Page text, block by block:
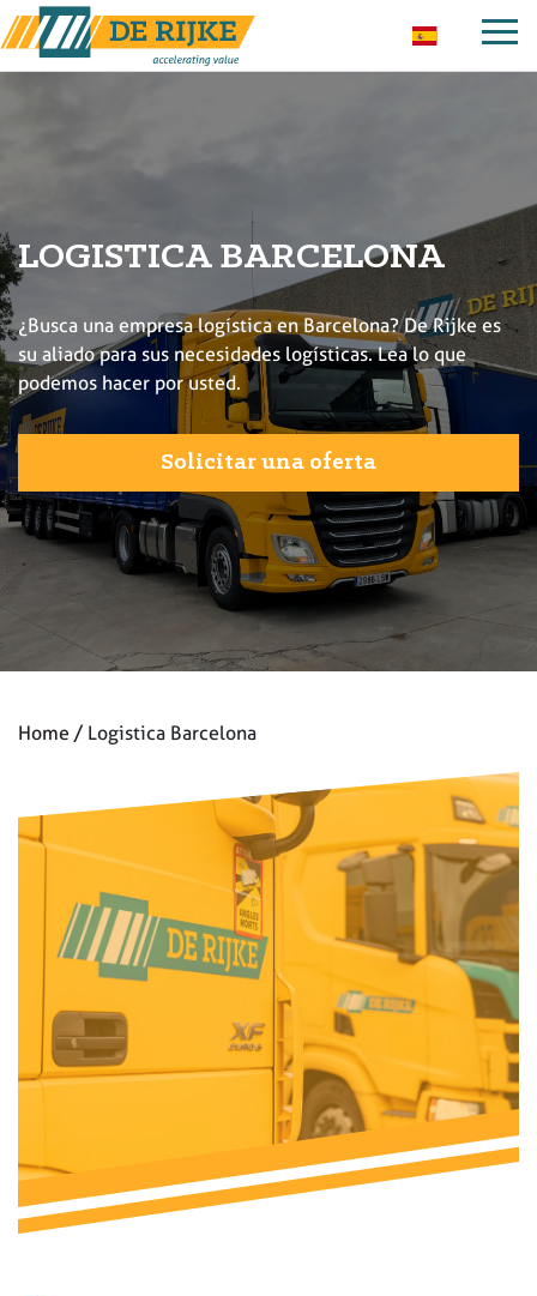
LOGISTICA BARCELONA
¿Busca una empresa logística en Barcelona? De Rijke es
su aliado para sus necesidades logísticas. Lea lo que
podemos hacer por usted.
Solicitar una oferta
Home / Logistica Barcelona